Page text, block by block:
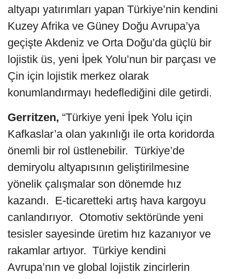
altyapı yatırımları yapan Türkiye’nin kendini
Kuzey Afrika ve Güney Doğu Avrupa’ya
geçişte Akdeniz ve Orta Doğu’da güçlü bir
lojistik üs, yeni İpek Yolu’nun bir parçası ve
Çin için lojistik merkez olarak
konumlandırmayı hedeflediğini dile getirdi.
Gerritzen, “Türkiye yeni İpek Yolu için
Kafkaslar’a olan yakınlığı ile orta koridorda
önemli bir rol üstlenebilir. Türkiye’de
demiryolu altyapısının geliştirilmesine
yönelik çalışmalar son dönemde hız
kazandı. E-ticaretteki artış hava kargoyu
canlandırıyor. Otomotiv sektöründe yeni
tesisler sayesinde üretim hız kazanıyor ve
rakamlar artıyor. Türkiye kendini
Avrupa’nın ve global lojistik zincirlerin